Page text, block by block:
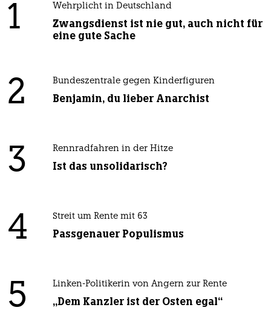
1 Wehrplicht in Deutschland
Zwangsdienst ist nie gut, auch nicht für
eine gute Sache
2 Bundeszentrale gegen Kinderfiguren
Benjamin, du lieber Anarchist
3 Rennradfahren in der Hitze
Ist das unsolidarisch?
4 Streit um Rente mit 63
Passgenauer Populismus
5 Linken-Politikerin von Angern zur Rente
„Dem Kanzler ist der Osten egal“